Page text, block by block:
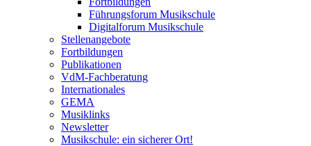
Führungsforum Musikschule
Digitalforum Musikschule
Stellenangebote
Fortbildungen
Publikationen
VdM-Fachberatung
Internationales
GEMA
Musiklinks
Newsletter
Musikschule: ein sicherer Ort!